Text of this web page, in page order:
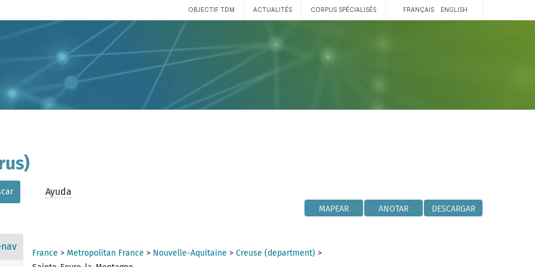
OBJECTIF TDM ACTUALITÉS CORPUS SPÉCIALISÉS FRANÇAIS ENGLISH
Ayuda
MAPEAR ANOTAR DESCARGAR
France > Metropolitan France > Nouvelle-Aquitaine > Creuse (department) >